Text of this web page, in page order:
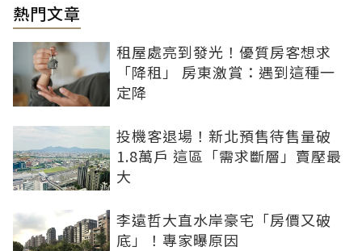
熱門文章
租屋處亮到發光！優質房客想求
「降租」 房東激賞：遇到這種一
定降
投機客退場！新北預售待售量破
1.8萬戶 這區「需求斷層」賣壓最
大
李遠哲大直水岸豪宅「房價又破
底」！專家曝原因